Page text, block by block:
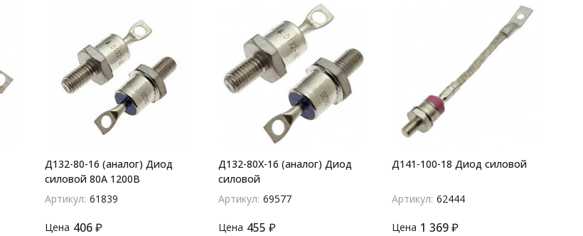
Д132-80-16 (аналог) Диод
силовой 80А 1200В
Артикул: 61839
Цена 406 ₽
Д132-80Х-16 (аналог) Диод
силовой
Артикул: 69577
Цена 455 ₽
Д141-100-18 Диод силовой
Артикул: 62444
Цена 1 369 ₽